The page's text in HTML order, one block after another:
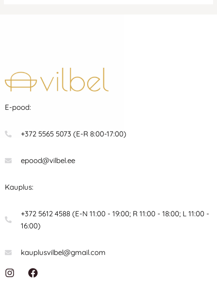
E-pood:
+372 5565 5073 (E-R 8:00-17:00)
epood@vilbel.ee
Kauplus:
+372 5612 4588 (E-N 11:00 - 19:00; R 11:00 - 18:00; L 11:00 -
16:00)
kauplusvilbel@gmail.com
I
F
a